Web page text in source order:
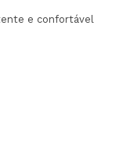
e confortável